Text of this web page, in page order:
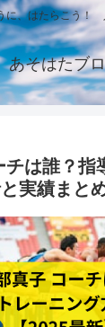
に、はたらこう！
あそはたブ
は誰？指
実績まと